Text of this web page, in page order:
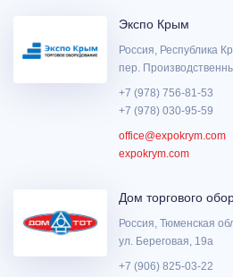
Экспо Крым
Россия, Республика
пер.
+7 (978) 756-81-53
+7 (978) 030-95-59
office@expokrym.com
expokrym.com
Дом торгового
Россия, Тюменская
ул. Береговая, 19а
+7 (906) 825-03-22